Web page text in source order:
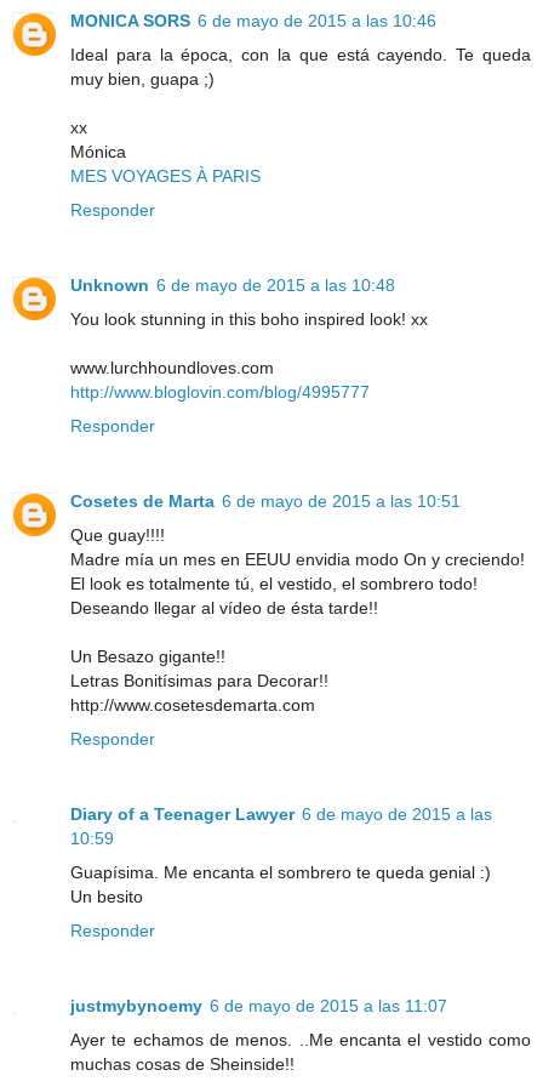
MONICA SORS 6 de mayo de 2015 a las 10:46
Ideal para la época, con la que está cayendo. Te queda
muy bien, guapa ;)
xx
Mónica
MES VOYAGES À PARIS
Responder
Unknown 6 de mayo de 2015 a las 10:48
You look stunning in this boho inspired look! xx
www.lurchhoundloves.com
http://www.bloglovin.com/blog/4995777
Responder
Cosetes de Marta 6 de mayo de 2015 a las 10:51
Que guay!!!!
Madre mía un mes en EEUU envidia modo On y creciendo!
El look es totalmente tú, el vestido, el sombrero todo!
Deseando llegar al vídeo de ésta tarde!!
Un Besazo gigante!!
Letras Bonitísimas para Decorar!!
http://www.cosetesdemarta.com
Responder
Diary of a Teenager Lawyer 6 de mayo de 2015 a las
10:59
Guapísima. Me encanta el sombrero te queda genial :)
Un besito
Responder
justmybynoemy 6 de mayo de 2015 a las 11:07
Ayer te echamos de menos. ..Me encanta el vestido como
muchas cosas de Sheinside!!